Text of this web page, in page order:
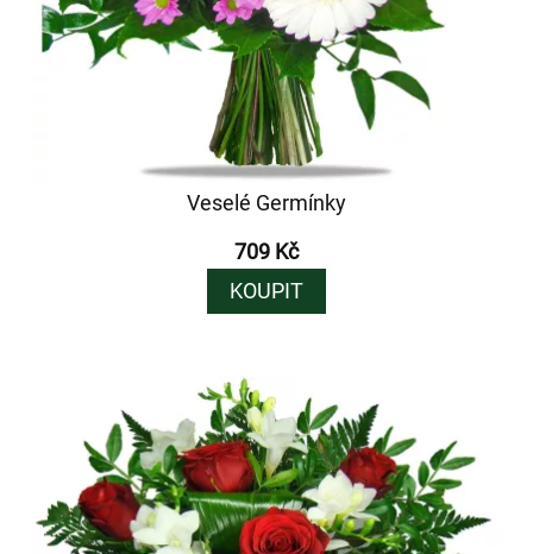
Veselé Germínky
709 Kč
KOUPIT